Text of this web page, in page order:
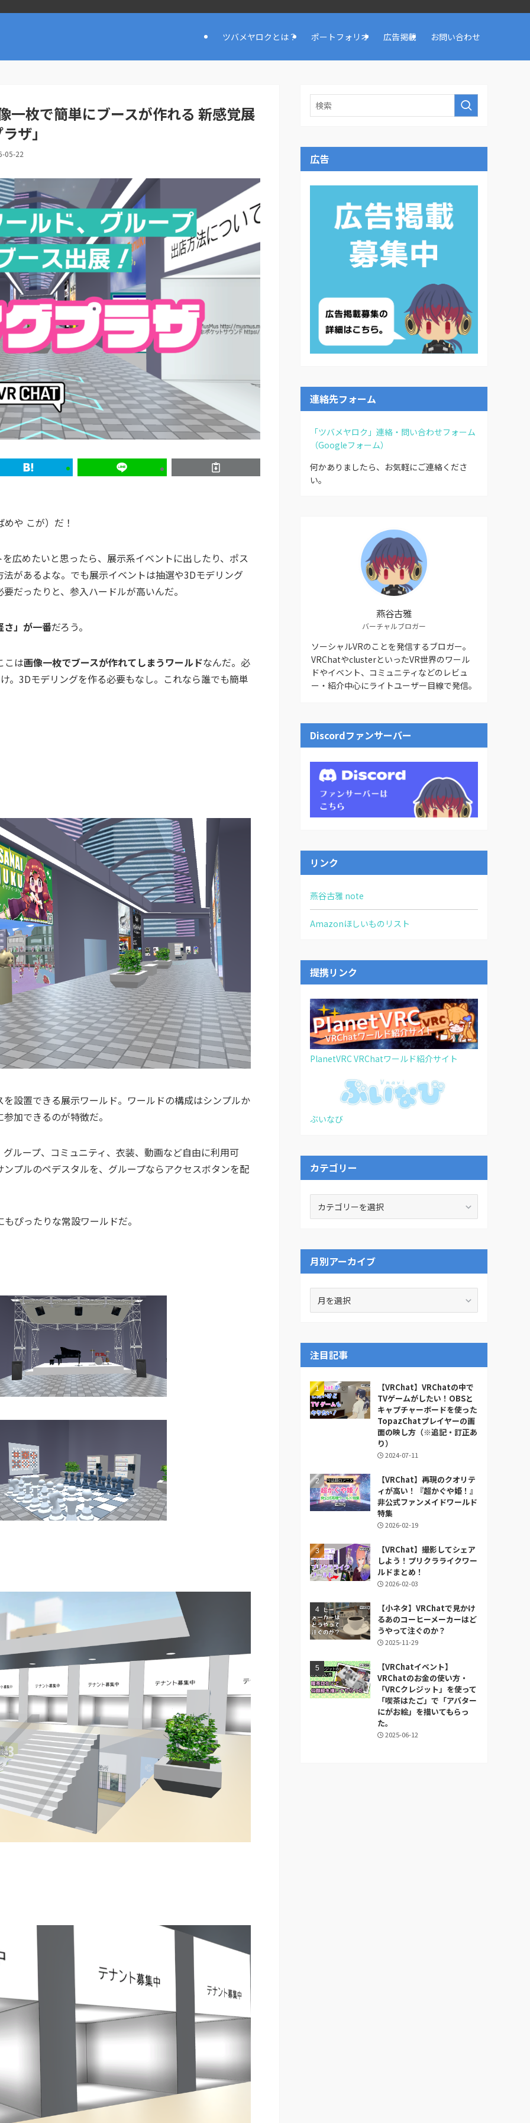
ツバメヤロクとは？ ポートフォリオ 広告掲載 お問い合わせ
一枚で簡単にブースが作れる 新感覚展
ザ」
05-22
や こが）だ！
広めたいと思ったら、展示系イベントに出したり、ポス
があるよな。でも展示イベントは抽選や3Dモデリング
だったりと、参入ハードルが高いんだ。
さ」が一番だろう。
こは画像一枚でブースが作れてしまうワールドなんだ。必
。3Dモデリングを作る必要もなし。これなら誰でも簡単
設置できる展示ワールド。ワールドの構成はシンプルか
加できるのが特徴だ。
ループ、コミュニティ、衣装、動画など自由に利用可
プルのペデスタルを、グループならアクセスボタンを配
ぴったりな常設ワールドだ。
広告
連絡先フォーム
「ツバメヤロク」連絡・問い合わせフォーム
（Googleフォーム）
何かありましたら、お気軽にご連絡くださ
い。
燕谷古雅
バーチャルブロガー
ソーシャルVRのことを発信するブロガー。
VRChatやclusterといったVR世界のワール
ドやイベント、コミュニティなどのレビュ
ー・紹介中心にライトユーザー目線で発信。
Discordファンサーバー
リンク
燕谷古雅 note
Amazonほしいものリスト
提携リンク
PlanetVRC VRChatワールド紹介サイト
ぶいなび
カテゴリー
ー
月別アーカイブ
カ
イ
注目記事
【VRChat】VRChatの中で
TVゲームがしたい！OBSと
キャプチャーボードを使った
TopazChatプレイヤーの画
面の映し方（※追記・訂正あ
り）
2024-07-11
【VRChat】再現のクオリテ
ィが高い！『超かぐや姫！』
非公式ファンメイドワールド
特集
2026-02-19
【VRChat】撮影してシェア
しよう！プリクラライクワー
ルドまとめ！
2026-02-03
【小ネタ】VRChatで見かけ
るあのコーヒーメーカーはど
うやって注ぐのか？
2025-11-29
【VRChatイベント】
VRChatのお金の使い方・
「VRCクレジット」を使って
「喫茶はたご」で「アバター
にがお絵」を描いてもらっ
た。
2025-06-12